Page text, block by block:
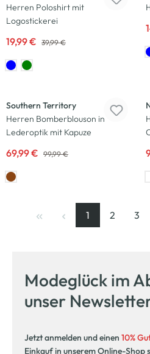
Herren Poloshirt mit
Logostickerei
19,99 € 39,99 €
Southern Territory
Herren Bomberblouson in
Lederoptik mit Kapuze
69,99 € 99,99 €
Seite
1
, aktuelle Seite
Seite
2 3
Modeglück im
unser
Jetzt anmelden und einen 10%
Einkauf in unserem Online-Shop